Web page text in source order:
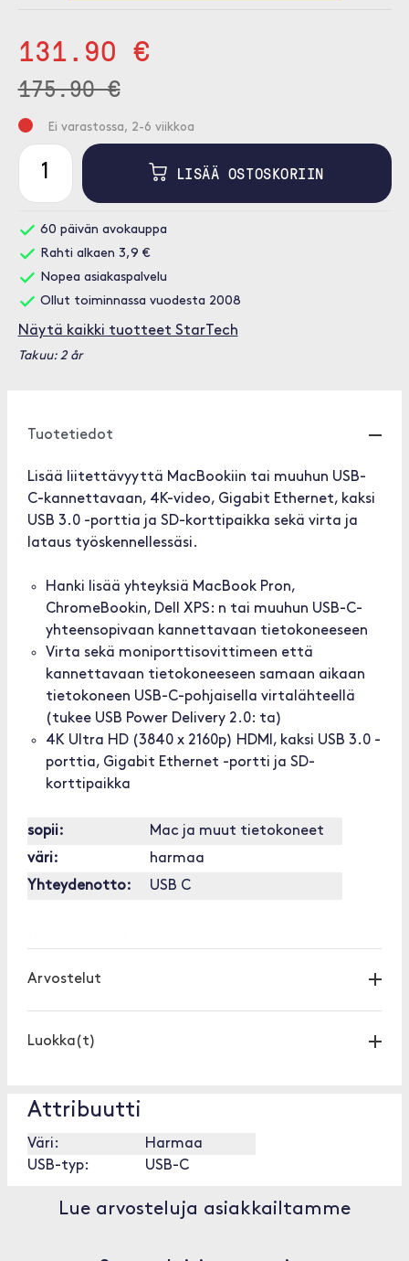
131.90 €
175.90 €
Ei varastossa, 2-6 viikkoa
LISÄÄ OSTOSKORIIN
60 päivän avokauppa
Rahti alkaen 3,9 €
Nopea asiakaspalvelu
Ollut toiminnassa vuodesta 2008
Näytä kaikki tuotteet StarTech
Takuu: 2 år
Tuotetiedot
Lisää liitettävyyttä MacBookiin tai muuhun USB-
C-kannettavaan, 4K-video, Gigabit Ethernet, kaksi
USB 3.0 -porttia ja SD-korttipaikka sekä virta ja
lataus työskennellessäsi.
Hanki lisää yhteyksiä MacBook Pron,
ChromeBookin, Dell XPS: n tai muuhun USB-C-
yhteensopivaan kannettavaan tietokoneeseen
Virta sekä moniporttisovittimeen että
kannettavaan tietokoneeseen samaan aikaan
tietokoneen USB-C-pohjaisella virtalähteellä
(tukee USB Power Delivery 2.0: ta)
4K Ultra HD (3840 x 2160p) HDMI, kaksi USB 3.0 -
porttia, Gigabit Ethernet -portti ja SD-
korttipaikka
sopii:
Mac ja muut tietokoneet
väri:
harmaa
Yhteydenotto:
USB C
Arvostelut
Luokka(t)
Attribuutti
Väri:
Harmaa
USB-typ:
USB-C
Lue arvosteluja asiakkailtamme